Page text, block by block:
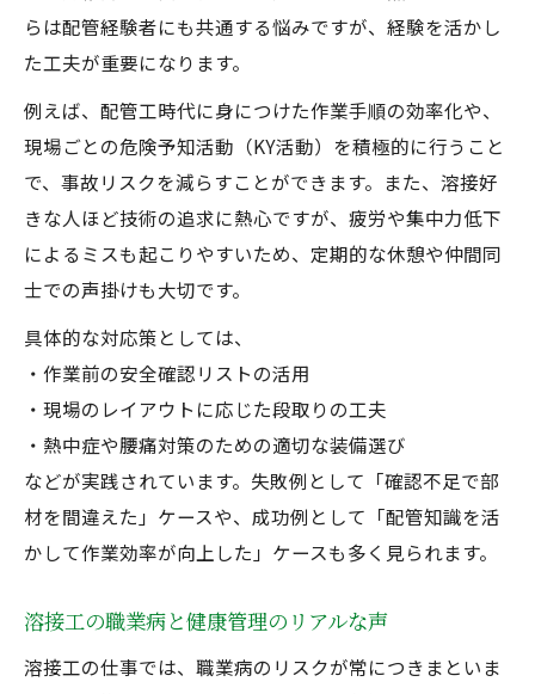
らは配管経験者にも共通する悩みですが、経験を活かし
た工夫が重要になります。
例えば、配管工時代に身につけた作業手順の効率化や、
現場ごとの危険予知活動（KY活動）を積極的に行うこと
で、事故リスクを減らすことができます。また、溶接好
きな人ほど技術の追求に熱心ですが、疲労や集中力低下
によるミスも起こりやすいため、定期的な休憩や仲間同
士での声掛けも大切です。
具体的な対応策としては、
・作業前の安全確認リストの活用
・現場のレイアウトに応じた段取りの工夫
・熱中症や腰痛対策のための適切な装備選び
などが実践されています。失敗例として「確認不足で部
材を間違えた」ケースや、成功例として「配管知識を活
かして作業効率が向上した」ケースも多く見られます。
溶接工の職業病と健康管理のリアルな声
溶接工の仕事では、職業病のリスクが常につきまといま